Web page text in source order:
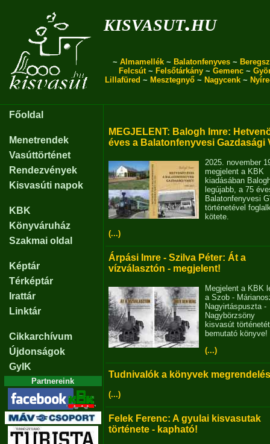
kisvasut.hu
~ Almamellék ~ Balatonfenyves ~
Felcsút~ Felsőtárkány ~ Gemenc ~
Lillafüred ~ Mesztegnyő ~ Nagycenk ~
Főoldal
Menetrendek
Vasúttörténet
Rendezvények
Kisvasúti napok
KBK
Könyváruház
Szakmai oldal
Képtár
Térképtár
Irattár
Linktár
Cikkarchívum
Újdonságok
GyIK
Partnereink
MEGJELENT: Balogh Imre:
éves a Balatonfenyvesi Gazdasági
2025. november
megjelent a KBK
kiadásában
legújabb, a 75
Balatonfenyvesi
történetével
kötete.
(...)
Árpási Imre - Szilva Péter: Át a
vízválasztón - megjelent!
Megjelent a KBK
a Szob -
Nagyirtáspuszta -
Nagybörzsöny
kisvasút történetét
bemutató könyve!
(...)
Tudnivalók a könyvek
(...)
Felek Ferenc: A gyulai kisvasutak
története - kapható!